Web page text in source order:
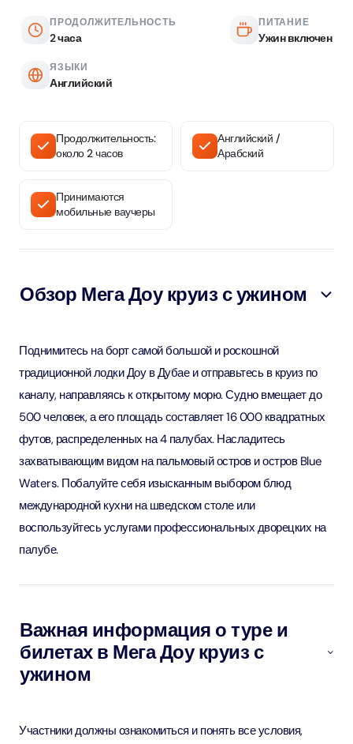
ПРОДОЛЖИТЕЛЬНОСТЬ
2 часа
ПИТАНИЕ
Ужин включен
ЯЗЫКИ
Английский
Продолжительность:
около 2 часов
Английский /
Арабский
Принимаются
мобильные ваучеры
Обзор Мега Доу круиз с ужином
Поднимитесь на борт самой большой и роскошной
традиционной лодки Доу в Дубае и отправьтесь в круиз по
каналу, направляясь к открытому морю. Судно вмещает до
500 человек, а его площадь составляет 16 000 квадратных
футов, распределенных на 4 палубах. Насладитесь
захватывающим видом на пальмовый остров и остров Blue
Waters. Побалуйте себя изысканным выбором блюд
международной кухни на шведском столе или
воспользуйтесь услугами профессиональных дворецких на
палубе.
Важная информация о туре и
билетах в Мега Доу круиз с
ужином
Участники должны ознакомиться и понять все условия,